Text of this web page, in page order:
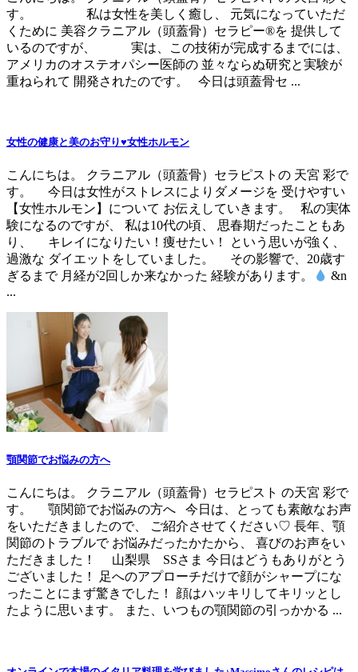
す。 私は女性を美しく癒し、 元気になっていただ
くために 美容クラニアル（頭蓋骨）セラピー®を 提供して
いるのですが、 実は、この技術が完成するまでには、
アメリカのオステオパシー医師の 並々ならぬ研究と実験が
重ねられて 開発されたのです。 今日は頭蓋骨セ ...
女性の健康と美のお守り♥女性ホルモン
こんにちは。 クラニアル（頭蓋骨）セラピストの 天宮 彩で
す。 今日は女性がストレスによりダメージを 受けやすい
【女性ホルモン】について お伝えしていきます。 私の実体
験になるのですが、 私は10代の頃、 思春期だったこともあ
り、 キレイになりたい！痩せたい！ という思いが強く、
過激な ダイエットをしていました。 その影響で、20歳す
ぎるまで 月経が2回しか来なかった 経験があります。
&n
...
顎関節でお悩みの方へ
こんにちは。 クラニアル（頭蓋骨）セラピスト の天宮 彩で
す。 顎関節でお悩みの方へ 今日は、とっても素敵なお声
をいただきましたので、 ご紹介させてください♡ 長年、顎
関節のトラブルで お悩みだったかたから、 喜びのお声をい
ただきました！ 山梨県 SSさま 今日はどうもありがとう
ございました！ 足へのアプローチだけで顔がシャープにな
ったことにまず驚きでした！ 顔はハッキリしてキリッとし
たように思います。 また、いつもの顎関節の引っかかる ...